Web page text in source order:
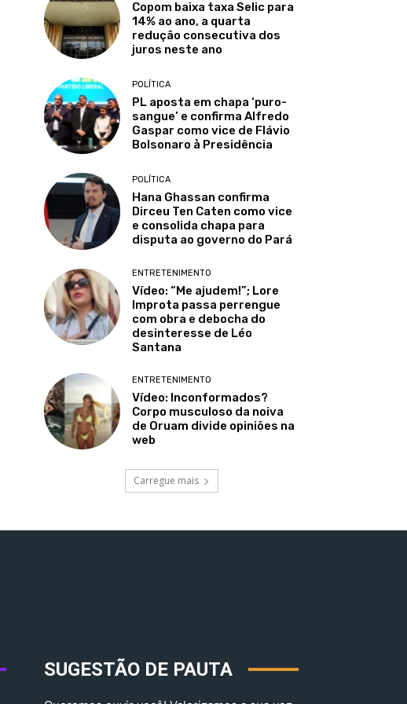
Copom baixa taxa Selic para
14% ao ano, a quarta
redução consecutiva dos
juros neste ano
POLÍTICA
PL aposta em chapa ‘puro-
sangue’ e confirma Alfredo
Gaspar como vice de Flávio
Bolsonaro à Presidência
POLÍTICA
Hana Ghassan confirma
Dirceu Ten Caten como vice
e consolida chapa para
disputa ao governo do Pará
ENTRETENIMENTO
Vídeo: “Me ajudem!”; Lore
Improta passa perrengue
com obra e debocha do
desinteresse de Léo
Santana
ENTRETENIMENTO
Vídeo: Inconformados?
Corpo musculoso da noiva
de Oruam divide opiniões na
web
Carregue mais
SUGESTÃO DE PAUTA